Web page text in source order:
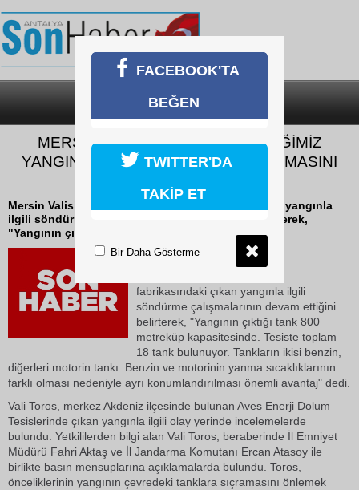
SON DAKİKA
MERSİN VALİSİ TOROS: "ÖNCELİĞİMİZ
YANGININ DİĞER TANKLARA SIÇRAMASINI
Mersin Valisi Atilla Toros, yağ fabrikasındaki çıkan yangınla
ilgili söndürme çalışmalarının devam ettiğini belirterek,
"Yangının çıktığı tank...
13 Mayıs 2026 Çarşamba 18:38
fabrikasındaki çıkan yangınla ilgili
söndürme çalışmalarının devam ettiğini
belirterek, "Yangının çıktığı tank 800
metreküp kapasitesinde. Tesiste toplam
18 tank bulunuyor. Tankların ikisi benzin,
diğerleri motorin tankı. Benzin ve motorinin yanma sıcaklıklarının
farklı olması nedeniyle ayrı konumlandırılması önemli avantaj" dedi.
Vali Toros, merkez Akdeniz ilçesinde bulunan Aves Enerji Dolum
Tesislerinde çıkan yangınla ilgili olay yerinde incelemelerde
bulundu. Yetkililerden bilgi alan Vali Toros, beraberinde İl Emniyet
Müdürü Fahri Aktaş ve İl Jandarma Komutanı Ercan Atasoy ile
birlikte basın mensuplarına açıklamalarda bulundu. Toros,
önceliklerinin yangının çevredeki tanklara sıçramasını önlemek
FACEBOOK'TA
BEĞEN
TWITTER'DA
TAKİP ET
Bir Daha Gösterme